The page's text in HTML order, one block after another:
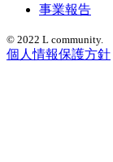
事業報告
© 2022 L community.
個人情報保護方針